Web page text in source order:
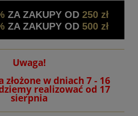
ZA ZAKUPY OD 250 zł
ZA ZAKUPY OD 500 zł
Uwaga!
złożone w dniach 7 - 16
realizować od 17
sierpnia